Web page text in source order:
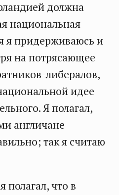
должна
национальная
я придерживаюсь и
на потрясающее
либералов,
идее
Я полагал,
англичане
так я считаю
полагал, что в